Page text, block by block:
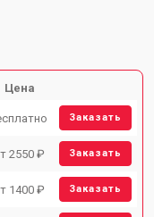
Цена
Заказать
2550 ₽ Заказать
1400 ₽ Заказать